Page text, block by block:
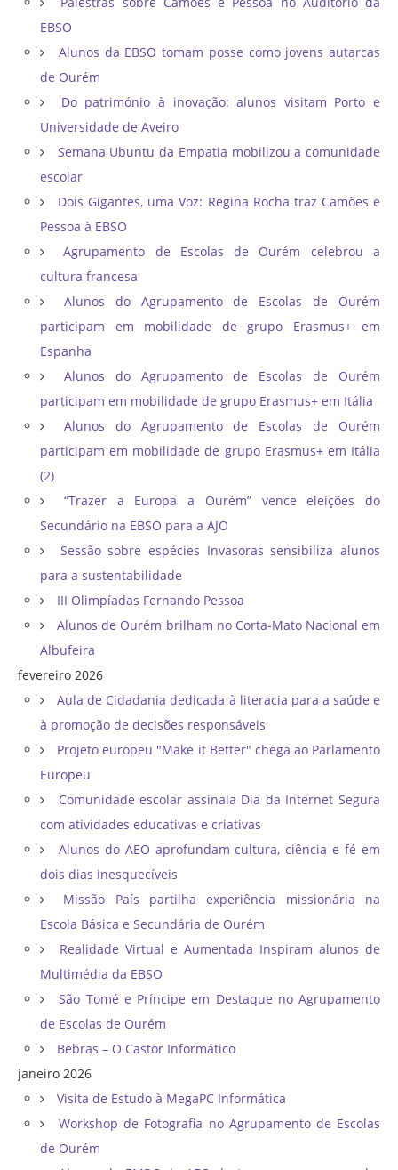
EBSO
Alunos da EBSO tomam posse como jovens autarcas
de Ourém
Do património à inovação: alunos visitam Porto e
Universidade de Aveiro
Semana Ubuntu da Empatia mobilizou a comunidade
escolar
Dois Gigantes, uma Voz: Regina Rocha traz Camões e
Pessoa à EBSO
Agrupamento de Escolas de Ourém celebrou a
cultura francesa
Alunos do Agrupamento de Escolas de Ourém
participam em mobilidade de grupo Erasmus+ em
Espanha
Alunos do Agrupamento de Escolas de Ourém
participam em mobilidade de grupo Erasmus+ em Itália
Alunos do Agrupamento de Escolas de Ourém
participam em mobilidade de grupo Erasmus+ em Itália
(2)
“Trazer a Europa a Ourém” vence eleições do
Secundário na EBSO para a AJO
Sessão sobre espécies Invasoras sensibiliza alunos
para a sustentabilidade
III Olimpíadas Fernando Pessoa
Alunos de Ourém brilham no Corta-Mato Nacional em
Albufeira
fevereiro 2026
Aula de Cidadania dedicada à literacia para a saúde e
à promoção de decisões responsáveis
Projeto europeu "Make it Better" chega ao Parlamento
Europeu
Comunidade escolar assinala Dia da Internet Segura
com atividades educativas e criativas
Alunos do AEO aprofundam cultura, ciência e fé em
dois dias inesquecíveis
Missão País partilha experiência missionária na
Escola Básica e Secundária de Ourém
Realidade Virtual e Aumentada Inspiram alunos de
Multimédia da EBSO
São Tomé e Príncipe em Destaque no Agrupamento
de Escolas de Ourém
Bebras – O Castor Informático
janeiro 2026
Visita de Estudo à MegaPC Informática
Workshop de Fotografia no Agrupamento de Escolas
de Ourém